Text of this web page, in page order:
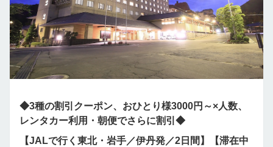
◆3種の割引クーポン、おひとり様3000円～×人数、
レンタカー利用・朝便でさらに割引◆
【JALで行く東北・岩手／伊丹発／2日間】【滞在中